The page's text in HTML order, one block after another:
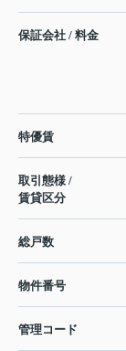
保証会社 / 料金
特優賃
取引態様 /
賃貸区分
総戸数
物件番号
管理コード